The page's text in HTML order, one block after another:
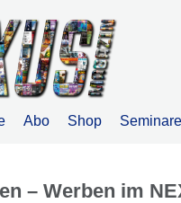
Abo Shop Seminare
– Werben im